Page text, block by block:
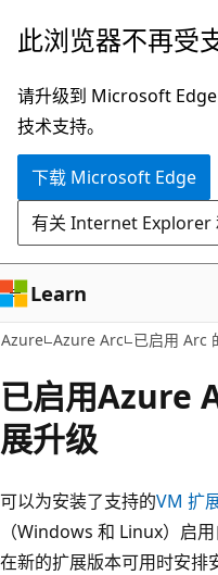
跳
主
要
内
此浏览器不再受
请升级到 Microsoft
技术支持。
下载 Microsoft Edge
有关 Internet Explorer
Learn
Azure Azure Arc 已启用 Arc
已启用Azure
展升级
可以为安装了支持的VM 扩
（Windows 和 Linux）启
在新的扩展版本可用时安